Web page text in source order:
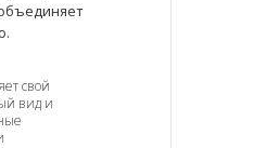
свой
вид и